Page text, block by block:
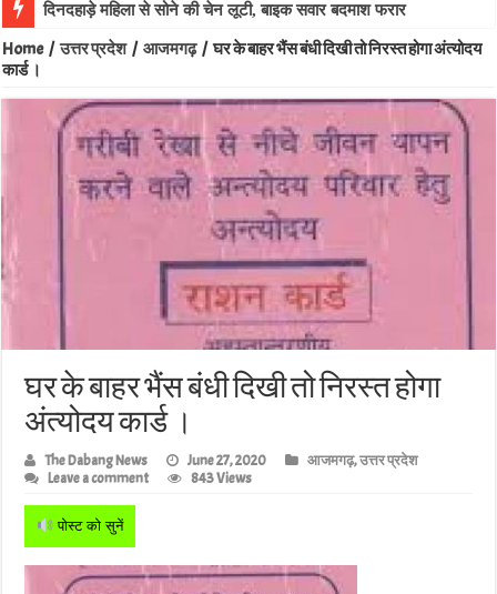
दिनदहाड़े महिला से सोने की चेन लूटी, बाइक सवार बदमाश फरार
Home / उत्तर प्रदेश / आजमगढ़ / घर के बाहर भैंस बंधी दिखी तो निरस्त होगा अंत्योदय
कार्ड ।
घर के बाहर भैंस बंधी दिखी तो निरस्त होगा
अंत्योदय कार्ड ।
The Dabang News June 27, 2020 आजमगढ़,उत्तर प्रदेश
Leave a comment
843 Views
पोस्ट को सुनें